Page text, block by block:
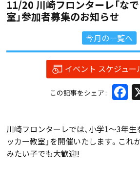
11/20 川崎フロンターレ「な
室」参加者募集のお知らせ
今月の一覧へ
イベント スケジュー
この記事をシェア
川崎フロンターレでは、小学1～3年生
ッカー教室」を開催いたします。これ
みたい子でも大歓迎!